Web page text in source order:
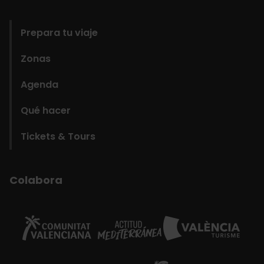
Prepara tu viaje
Zonas
Agenda
Qué hacer
Tickets & Tours
Colabora